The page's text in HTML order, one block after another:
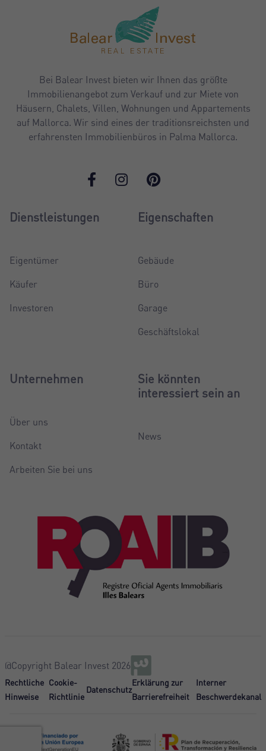
Bei Balear Invest bieten wir Ihnen das größte
Immobilienangebot zum Verkauf und zur Miete von
Häusern, Chalets, Villen, Wohnungen und Appartements
auf Mallorca. Wir sind eines der traditionsreichsten und
erfahrensten Immobilienbüros in Palma Mallorca.
Dienstleistungen
Eigentümer
Käufer
Investoren
Eigenschaften
Gebäude
Büro
Garage
Geschäftslokal
Unternehmen
Über uns
Kontakt
Arbeiten Sie bei uns
Sie könnten
interessiert sein an
News
@Copyright Balear Invest 2026
Rechtliche
Hinweise
Cookie-
Richtlinie
Datenschutz
Erklärung zur
Barrierefreiheit
Interner
Beschwerdekanal